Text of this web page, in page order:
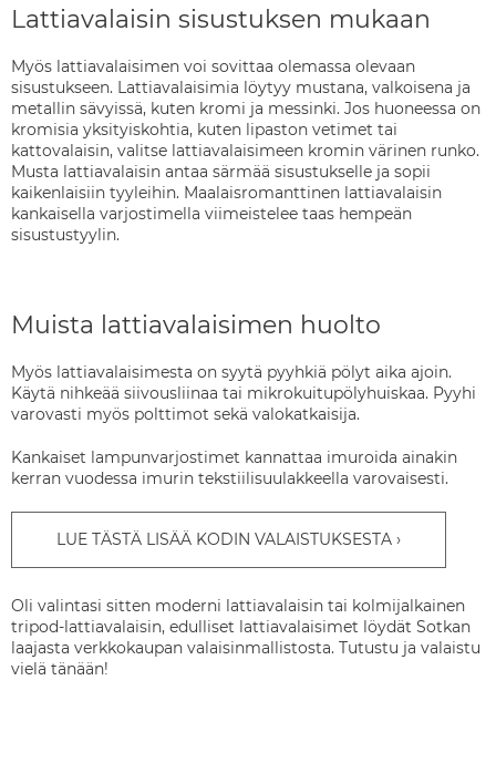
Lattiavalaisin sisustuksen mukaan
Myös lattiavalaisimen voi sovittaa olemassa olevaan
sisustukseen. Lattiavalaisimia löytyy mustana, valkoisena ja
metallin sävyissä, kuten kromi ja messinki. Jos huoneessa on
kromisia yksityiskohtia, kuten lipaston vetimet tai
kattovalaisin, valitse lattiavalaisimeen kromin värinen runko.
Musta lattiavalaisin antaa särmää sisustukselle ja sopii
kaikenlaisiin tyyleihin. Maalaisromanttinen lattiavalaisin
kankaisella varjostimella viimeistelee taas hempeän
sisustustyylin.
Muista lattiavalaisimen huolto
Myös lattiavalaisimesta on syytä pyyhkiä pölyt aika ajoin.
Käytä nihkeää siivousliinaa tai mikrokuitupölyhuiskaa. Pyyhi
varovasti myös polttimot sekä valokatkaisija.
Kankaiset lampunvarjostimet kannattaa imuroida ainakin
kerran vuodessa imurin tekstiilisuulakkeella varovaisesti.
LUE TÄSTÄ LISÄÄ KODIN VALAISTUKSESTA
Oli valintasi sitten moderni lattiavalaisin tai kolmijalkainen
tripod-lattiavalaisin, edulliset lattiavalaisimet löydät Sotkan
laajasta verkkokaupan valaisinmallistosta. Tutustu ja valaistu
vielä tänään!